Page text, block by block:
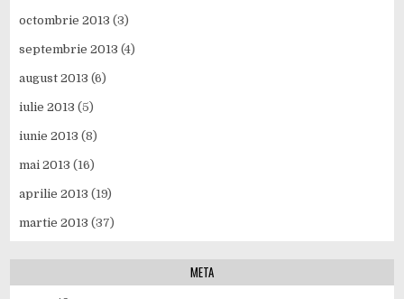
octombrie 2013 (3)
septembrie 2013 (4)
august 2013 (6)
iulie 2013 (5)
iunie 2013 (8)
mai 2013 (16)
aprilie 2013 (19)
martie 2013 (37)
META